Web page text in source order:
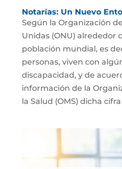
Notarías: Un Nuevo
Según la Organización
Unidas (ONU) alrededor
población mundial, es
personas, viven con
discapacidad, y de
información de la
la Salud (OMS) dicha